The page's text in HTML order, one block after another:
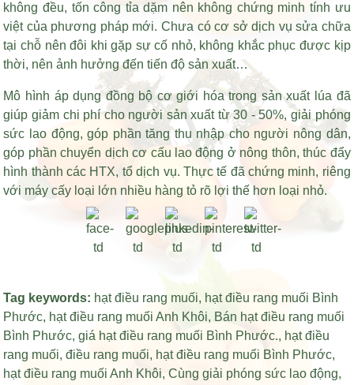
không đều, tốn công tỉa dặm nên không chứng minh tính ưu
việt của phương pháp mới. Chưa có cơ sở dịch vụ sửa chữa
tại chỗ nên đôi khi gặp sự cố nhỏ, không khắc phục được kịp
thời, nên ảnh hưởng đến tiến độ sản xuất…
Mô hình áp dụng đồng bộ cơ giới hóa trong sản xuất lúa đã
giúp giảm chi phí cho người sản xuất từ 30 - 50%, giải phóng
sức lao động, góp phần tăng thu nhập cho người nông dân,
góp phần chuyển dịch cơ cấu lao động ở nông thôn, thúc đẩy
hình thành các HTX, tổ dịch vụ. Thực tế đã chứng minh, riêng
với máy cấy loại lớn nhiều hàng tỏ rõ lợi thế hơn loại nhỏ.
Tag keywords: hạt điều rang muối, hạt điều rang muối Bình
Phước, hạt điều rang muối Anh Khôi, Bán hạt điều rang muối
Bình Phước,giá hạt điều rang muối Bình Phước., hạt điều
rang muối,điều rang muối, hạt điều rang muối Bình Phước,
hạt điều rang muối Anh Khôi,Cùng giải phóng sức lao động,